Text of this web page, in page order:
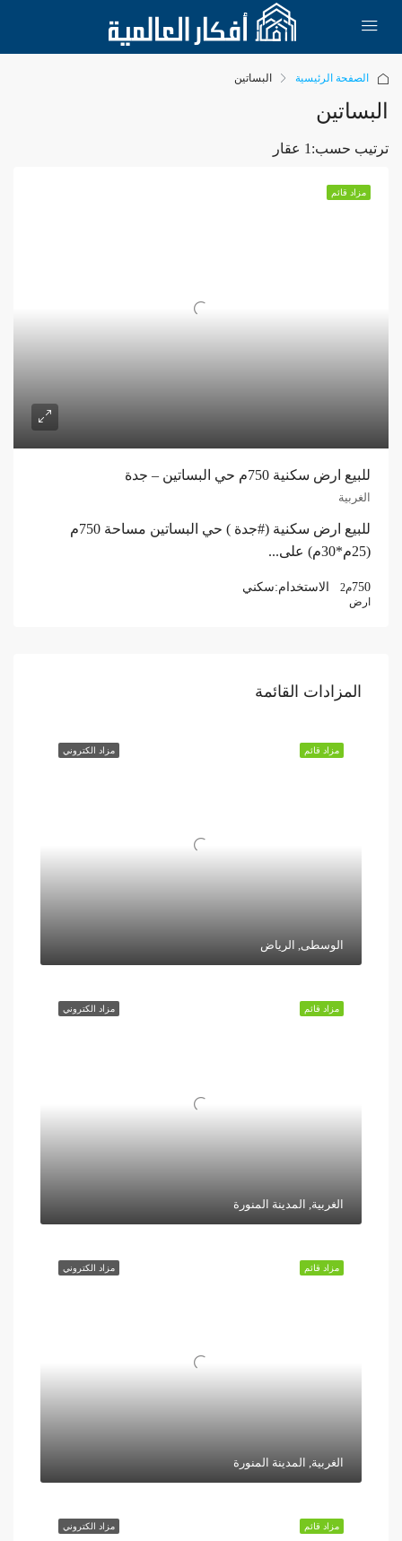
الصفحة الرئيسية البساتين
البساتين
1 عقار ترتيب حسب:
مزاد قائم
للبيع ارض سكنية 750م حي البساتين – جدة
الغربية
للبيع ارض سكنية (#جدة ) حي البساتين مساحة 750م
(25م*30م) على...
750م2 الاستخدام:سكني
ارض
المزادات القائمة
مزاد الكتروني مزاد قائم
الوسطى, الرياض
مزاد الكتروني مزاد قائم
الغربية, المدينة المنورة
مزاد الكتروني مزاد قائم
الغربية, المدينة المنورة
مزاد الكتروني مزاد قائم